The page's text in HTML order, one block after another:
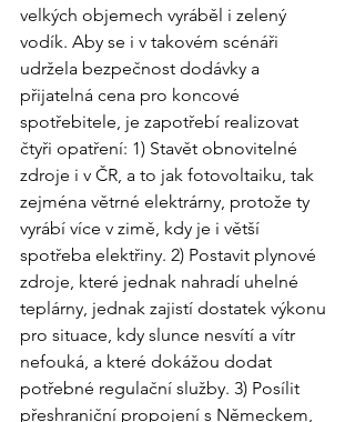
velkých objemech vyráběl i zelený
vodík. Aby se i v takovém scénáři
udržela bezpečnost dodávky a
přijatelná cena pro koncové
spotřebitele, je zapotřebí realizovat
čtyři opatření: 1) Stavět obnovitelné
zdroje i v ČR, a to jak fotovoltaiku, tak
zejména větrné elektrárny, protože ty
vyrábí více v zimě, kdy je i větší
spotřeba elektřiny. 2) Postavit plynové
zdroje, které jednak nahradí uhelné
teplárny, jednak zajistí dostatek výkonu
pro situace, kdy slunce nesvítí a vítr
nefouká, a které dokážou dodat
potřebné regulační služby. 3) Posílit
přeshraniční propojení s Německem,